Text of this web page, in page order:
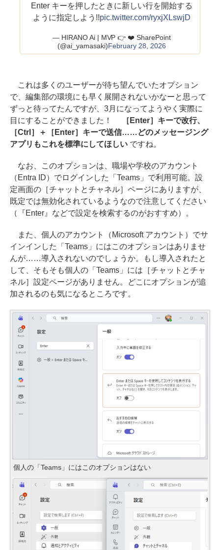
Enter キーを押したときに新しい行を開始する
ように指定しよう!!pic.twitter.com/ryxjXLswjD
— HIRANO Ai | MVP 👉 ❤️ SharePoint
(@ai_yamasaki)February 28, 2026
これは多くのユーザーが待ち望んでいたオプション
で、編集部の環境にも早く展開されないかなーと思って
ずっと待ってたんですが、3月になってようやく実際に
目にすることができました！
［Enter］キーで改行、
［Ctrl］＋［Enter］キーで送信……どのメッセージング
アプリもこれを標準にしてほしい ですね。
なお、このオプションは、職場や学校のアカウント
（Entra ID）でログインした「Teams」で利用可能。設
定画面の［チャットとチャネル］ページにありますが、
既定では無効化されているようなので注意してください
（『Enter』などで設定を検索するのがおすすめ）。
また、個人のアカウント（Microsoft アカウント）でサ
インインした「Teams」にはこのオプションはありませ
んが……導入されないのでしょうか。もし導入されたと
して、そもそも個人の「Teams」には［チャットとチャ
ネル］設定ページがありません。どこにオプションが追
加されるのも気になるところです。
個人の「Teams」にはこのオプションはない